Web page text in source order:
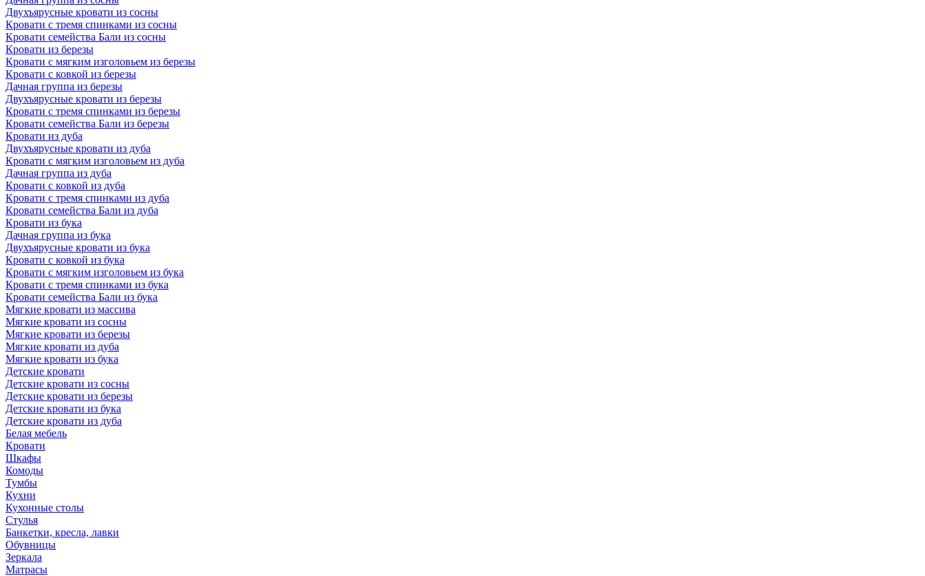
Двухъярусные кровати из сосны
Кровати с тремя спинками из сосны
Кровати семейства Бали из сосны
Кровати из березы
Кровати с мягким изголовьем из березы
Кровати с ковкой из березы
Дачная группа из березы
Двухъярусные кровати из березы
Кровати с тремя спинками из березы
Кровати семейства Бали из березы
Кровати из дуба
Двухъярусные кровати из дуба
Кровати с мягким изголовьем из дуба
Дачная группа из дуба
Кровати с ковкой из дуба
Кровати с тремя спинками из дуба
Кровати семейства Бали из дуба
Кровати из бука
Дачная группа из бука
Двухъярусные кровати из бука
Кровати с ковкой из бука
Кровати с мягким изголовьем из бука
Кровати с тремя спинками из бука
Кровати семейства Бали из бука
Мягкие кровати из массива
Мягкие кровати из сосны
Мягкие кровати из березы
Мягкие кровати из дуба
Мягкие кровати из бука
Детские кровати
Детские кровати из сосны
Детские кровати из березы
Детские кровати из бука
Детские кровати из дуба
Белая мебель
Кровати
Шкафы
Комоды
Тумбы
Кухни
Кухонные столы
Стулья
Банкетки, кресла, лавки
Обувницы
Зеркала
Матрасы